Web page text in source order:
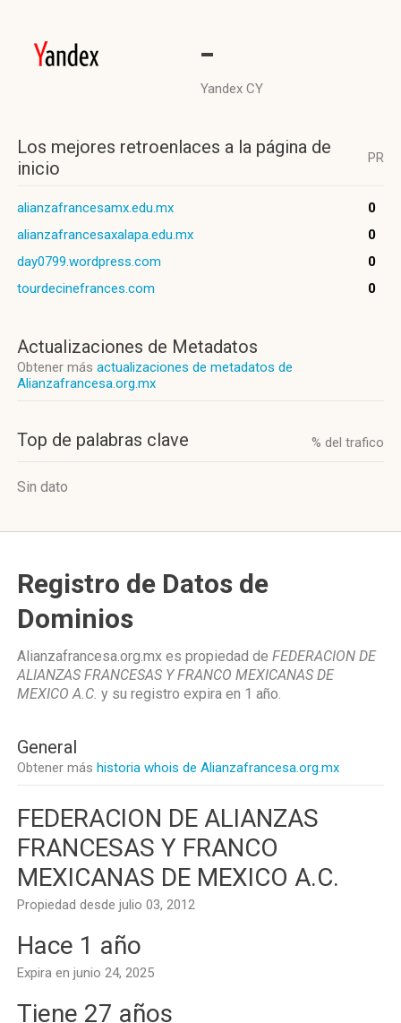
-
Yandex CY
Los mejores retroenlaces a la página de
inicio
PR
alianzafrancesamx.edu.mx
0
alianzafrancesaxalapa.edu.mx
0
day0799.wordpress.com
0
tourdecinefrances.com
0
Actualizaciones de Metadatos
Obtener más actualizaciones de metadatos de
Alianzafrancesa.org.mx
Top de palabras clave % del trafico
Sin dato
Registro de Datos de
Dominios
Alianzafrancesa.org.mx es propiedad de FEDERACION DE
ALIANZAS FRANCESAS Y FRANCO MEXICANAS DE
MEXICO A.C. y su registro expira en 1 año.
General
Obtener más historia whois de Alianzafrancesa.org.mx
FEDERACION DE ALIANZAS
FRANCESAS Y FRANCO
MEXICANAS DE MEXICO A.C.
Propiedad desde julio 03, 2012
Hace 1 año
Expira en junio 24, 2025
Tiene 27 años